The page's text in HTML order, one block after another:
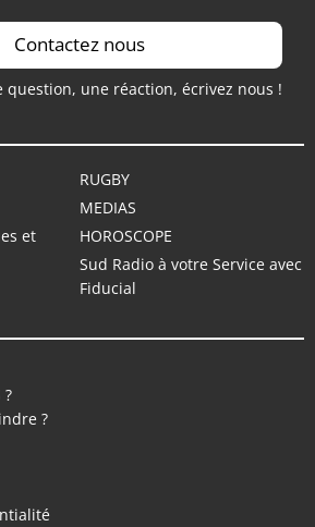
Contactez nous
question, une réaction, écrivez nous !
RUGBY
MEDIAS
et
HOROSCOPE
Sud Radio à votre Service avec
Fiducial
?
?